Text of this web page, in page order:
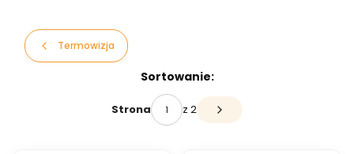
Termowizja
Sortowanie:
Strona z 2 Następne produkty